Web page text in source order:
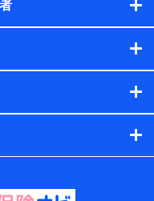
に応じたサービス・商
め
ため
業務を行うため